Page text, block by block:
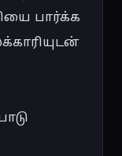
பார்க்க